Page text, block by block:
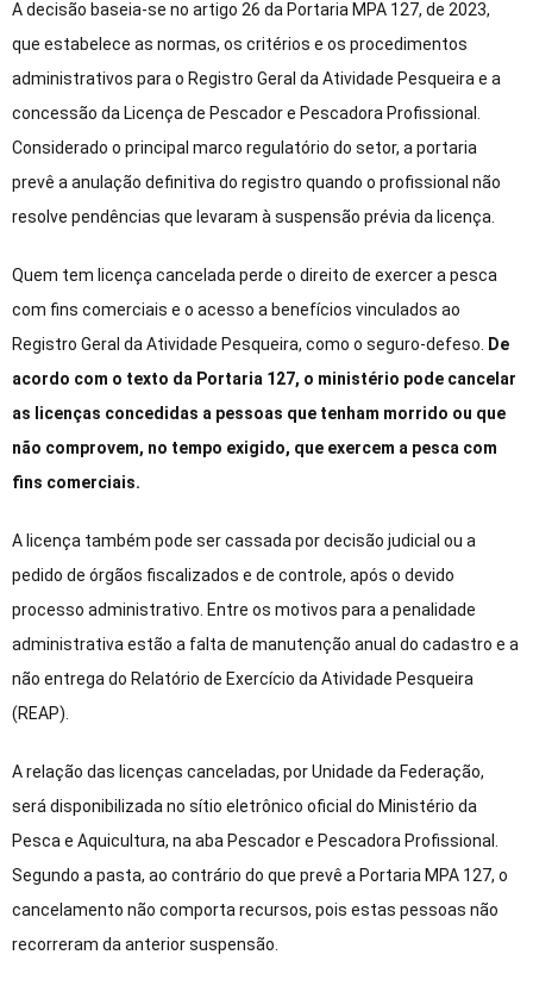
A decisão baseia-se no artigo 26 da Portaria MPA 127, de 2023,
que estabelece as normas, os critérios e os procedimentos
administrativos para o Registro Geral da Atividade Pesqueira e a
concessão da Licença de Pescador e Pescadora Profissional.
Considerado o principal marco regulatório do setor, a portaria
prevê a anulação definitiva do registro quando o profissional não
resolve pendências que levaram à suspensão prévia da licença.
Quem tem licença cancelada perde o direito de exercer a pesca
com fins comerciais e o acesso a benefícios vinculados ao
Registro Geral da Atividade Pesqueira, como o seguro-defeso. De
acordo com o texto da Portaria 127, o ministério pode cancelar
as licenças concedidas a pessoas que tenham morrido ou que
não comprovem, no tempo exigido, que exercem a pesca com
fins comerciais.
A licença também pode ser cassada por decisão judicial ou a
pedido de órgãos fiscalizados e de controle, após o devido
processo administrativo. Entre os motivos para a penalidade
administrativa estão a falta de manutenção anual do cadastro e a
não entrega do Relatório de Exercício da Atividade Pesqueira
(REAP).
A relação das licenças canceladas, por Unidade da Federação,
será disponibilizada no sítio eletrônico oficial do Ministério da
Pesca e Aquicultura, na aba Pescador e Pescadora Profissional.
Segundo a pasta, ao contrário do que prevê a Portaria MPA 127, o
cancelamento não comporta recursos, pois estas pessoas não
recorreram da anterior suspensão.